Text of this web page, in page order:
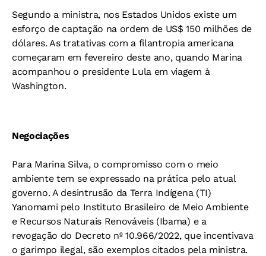
Segundo a ministra, nos Estados Unidos existe um
esforço de captação na ordem de US$ 150 milhões de
dólares. As tratativas com a filantropia americana
começaram em fevereiro deste ano, quando Marina
acompanhou o presidente Lula em viagem à
Washington.
Negociações
Para Marina Silva, o compromisso com o meio
ambiente tem se expressado na prática pelo atual
governo. A desintrusão da Terra Indígena (TI)
Yanomami pelo Instituto Brasileiro de Meio Ambiente
e Recursos Naturais Renováveis (Ibama) e a
revogação do Decreto nº 10.966/2022, que incentivava
o garimpo ilegal, são exemplos citados pela ministra.